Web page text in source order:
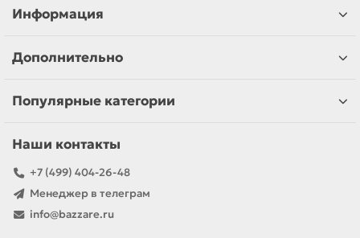
Информация
Дополнительно
Популярные категории
Наши контакты
+7 (499) 404-26-48
Менеджер в телеграм
info@bazzare.ru